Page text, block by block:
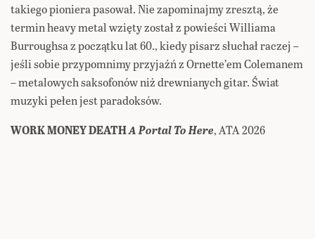
takiego pioniera pasował. Nie zapominajmy zresztą, że
termin heavy metal wzięty został z powieści Williama
Burroughsa z początku lat 60., kiedy pisarz słuchał raczej –
jeśli sobie przypomnimy przyjaźń z Ornette’em Colemanem
– metalowych saksofonów niż drewnianych gitar. Świat
muzyki pełen jest paradoksów.
WORK MONEY DEATHA Portal To Here, ATA 2026